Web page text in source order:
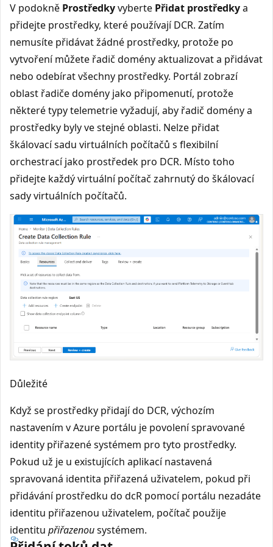
V podokně Prostředkyvyberte Přidat prostředkya
přidejte prostředky, které používají DCR. Zatím
nemusíte přidávat žádné prostředky, protože po
vytvoření můžete řadič domény aktualizovat a přidávat
nebo odebírat všechny prostředky. Portál zobrazí
oblast řadiče domény jako připomenutí, protože
některé typy telemetrie vyžadují, aby řadič domény a
prostředky byly ve stejné oblasti. Nelze přidat
škálovací sadu virtuálních počítačů s flexibilní
orchestrací jako prostředek pro DCR. Místo toho
přidejte každý virtuální počítač zahrnutý do škálovací
sady virtuálních počítačů.
Důležité
Když se prostředky přidají do DCR, výchozím
nastavením v Azure portálu je povolení spravované
identity přiřazené systémem pro tyto prostředky.
Pokud už je u existujících aplikací nastavená
spravovaná identita přiřazená uživatelem, pokud při
přidávání prostředku do dcR pomocí portálu nezadáte
identitu přiřazenou uživatelem, počítač použije
identitu přiřazenousystémem.